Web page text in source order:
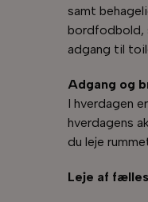
samt
bordfodbold,
adgang til
Adgang og
I hverdagen
hverdagens
du leje
Leje af